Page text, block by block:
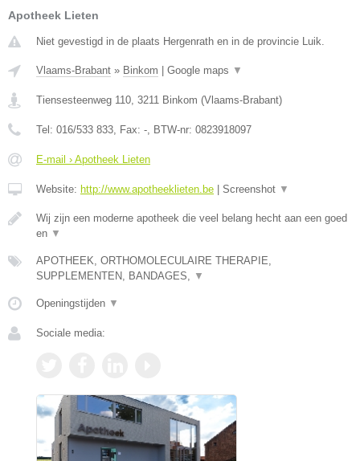
Apotheek Lieten
Niet gevestigd in de plaats Hergenrath en in de provincie Luik.
Vlaams-Brabant » Binkom | Google maps ▼
Tiensesteenweg 110 3211 Binkom (Vlaams-Brabant)
Tel: 016/533 833 , Fax: - , BTW-nr: 0823918097
E-mail › Apotheek Lieten
Website: http://www.apotheeklieten.be | Screenshot ▼
Wij zijn een moderne apotheek die veel belang hecht aan een goed
en ▼
APOTHEEK, ORTHOMOLECULAIRE THERAPIE,
SUPPLEMENTEN, BANDAGES,
▼
Openingstijden ▼
Sociale media: